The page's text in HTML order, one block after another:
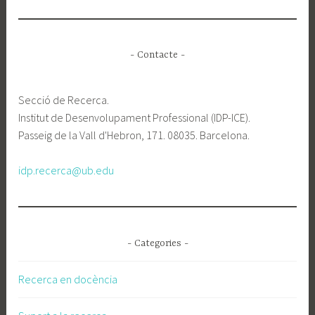
- Contacte -
Secció de Recerca.
Institut de Desenvolupament Professional (IDP-ICE).
Passeig de la Vall d'Hebron, 171. 08035. Barcelona.
idp.recerca@ub.edu
- Categories -
Recerca en docència